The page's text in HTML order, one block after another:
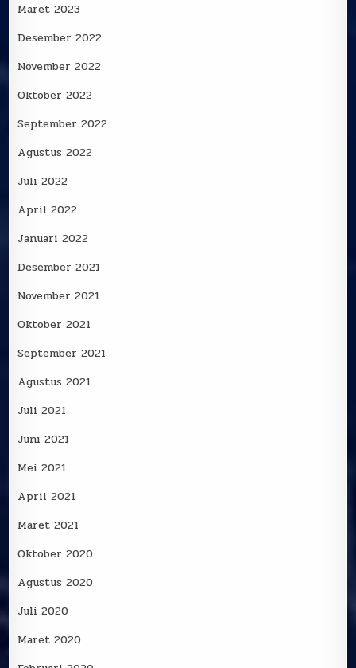
Maret 2023
Desember 2022
November 2022
Oktober 2022
September 2022
Agustus 2022
Juli 2022
April 2022
Januari 2022
Desember 2021
November 2021
Oktober 2021
September 2021
Agustus 2021
Juli 2021
Juni 2021
Mei 2021
April 2021
Maret 2021
Oktober 2020
Agustus 2020
Juli 2020
Maret 2020